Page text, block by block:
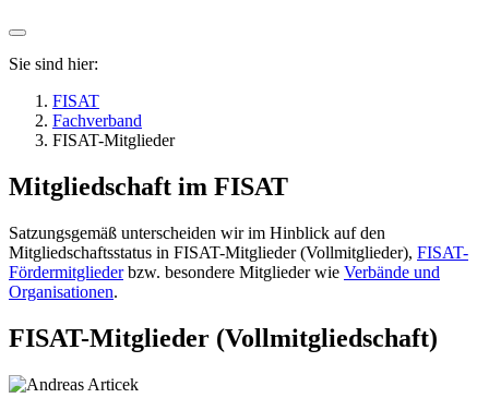
Sie sind hier:
FISAT
Fachverband
FISAT-Mitglieder
Mitgliedschaft im FISAT
Satzungsgemäß unterscheiden wir im Hinblick auf den
Mitgliedschaftsstatus in FISAT-Mitglieder (Vollmitglieder), FISAT-
Fördermitgliederbzw. besondere Mitglieder wie Verbände und
Organisationen.
FISAT-Mitglieder (Vollmitgliedschaft)